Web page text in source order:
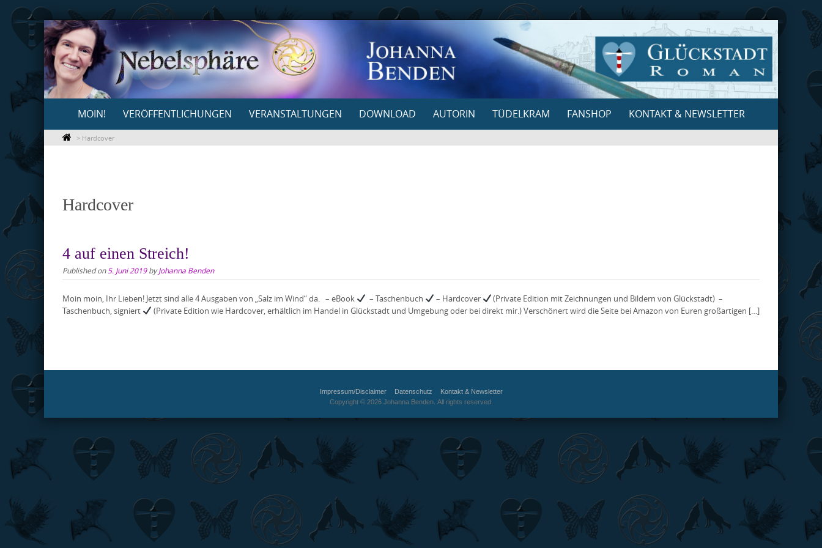
Skip
to
content
content
MOIN! VERÖFFENTLICHUNGEN VERANSTALTUNGEN DOWNLOAD AUTORIN TÜDELKRAM FANSHOP KONTAKT & NEWSLETTER
> Hardcover
Hardcover
4 auf einen Streich!
Published on5. Juni 2019byJohanna Benden
Moin moin, Ihr Lieben! Jetzt sind alle 4 Ausgaben von „Salz im Wind“ da. – eBook – Taschenbuch – Hardcover
(Private Edition mit Zeichnungen und Bildern von Glückstadt) –
Taschenbuch, signiert
(Private Edition wie Hardcover, erhältlich im Handel in Glückstadt und Umgebung oder bei direkt mir.) Verschönert wird die Seite bei Amazon von Euren großartigen […]
Impressum/Disclaimer Datenschutz
Kontakt & Newsletter
Copyright © 2026 Johanna Benden. All rights reserved.